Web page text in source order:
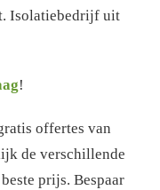
Isolatiebedrijf uit
!
offertes van
de verschillende
prijs. Bespaar